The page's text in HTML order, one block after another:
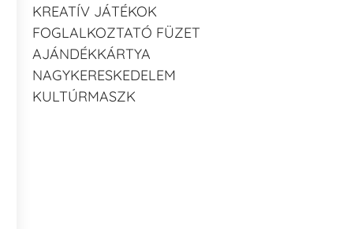
KREATÍV JÁTÉKOK
FOGLALKOZTATÓ FÜZET
AJÁNDÉKKÁRTYA
NAGYKERESKEDELEM
KULTÚRMASZK